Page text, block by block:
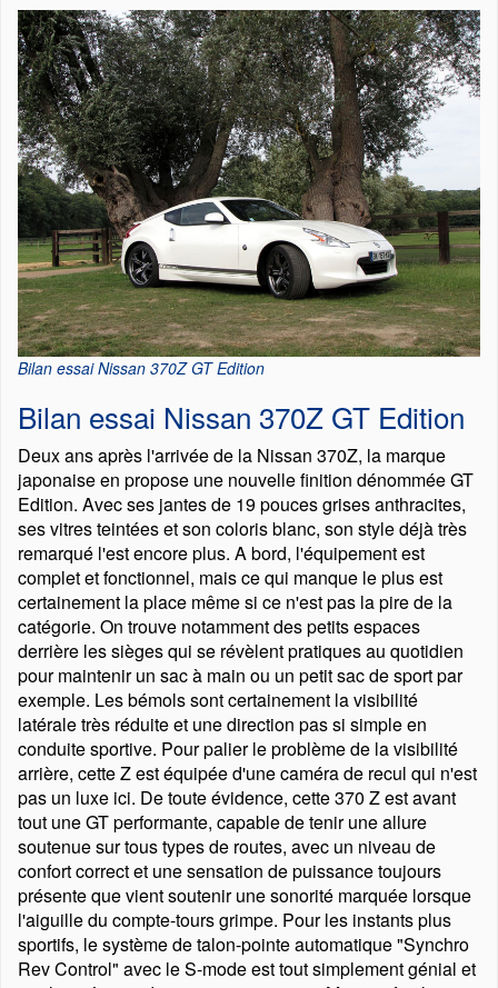
Bilan essai Nissan 370Z GT Edition
Bilan essai Nissan 370Z GT Edition
Deux ans après l'arrivée de la Nissan 370Z, la marque
japonaise en propose une nouvelle finition dénommée GT
Edition. Avec ses jantes de 19 pouces grises anthracites,
ses vitres teintées et son coloris blanc, son style déjà très
remarqué l'est encore plus. A bord, l'équipement est
complet et fonctionnel, mais ce qui manque le plus est
certainement la place même si ce n'est pas la pire de la
catégorie. On trouve notamment des petits espaces
derrière les sièges qui se révèlent pratiques au quotidien
pour maintenir un sac à main ou un petit sac de sport par
exemple. Les bémols sont certainement la visibilité
latérale très réduite et une direction pas si simple en
conduite sportive. Pour palier le problème de la visibilité
arrière, cette Z est équipée d'une caméra de recul qui n'est
pas un luxe ici. De toute évidence, cette 370 Z est avant
tout une GT performante, capable de tenir une allure
soutenue sur tous types de routes, avec un niveau de
confort correct et une sensation de puissance toujours
présente que vient soutenir une sonorité marquée lorsque
l'aiguille du compte-tours grimpe. Pour les instants plus
sportifs, le système de talon-pointe automatique Synchro
Rev Control avec le S-mode est tout simplement génial et